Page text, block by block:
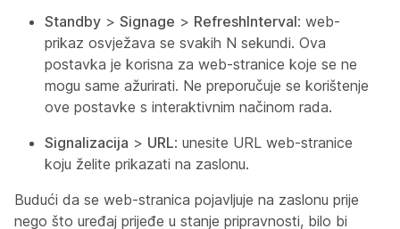
Standby > Signage > RefreshInterval: web-
prikaz osvježava se svakih N sekundi. Ova
postavka je korisna za web-stranice koje se ne
mogu same ažurirati. Ne preporučuje se korištenje
ove postavke s interaktivnim načinom rada.
Signalizacija > URL: unesite URL web-stranice
koju želite prikazati na zaslonu.
Budući da se web-stranica pojavljuje na zaslonu prije
nego što uređaj prijeđe u stanje pripravnosti, bilo bi